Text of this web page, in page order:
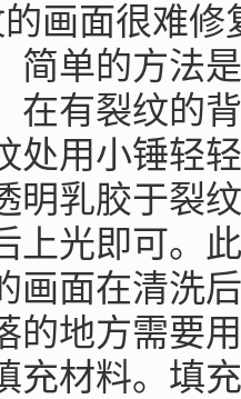
的画面很难
简单的方法
在有裂纹的
处用小锤轻
明乳胶于裂
上光即可。
画面在清洗
的地方需要
充材料。填